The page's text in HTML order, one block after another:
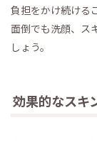
負担をかけ続ける
面倒でも洗顔、ス
しょう。
効果的なスキ